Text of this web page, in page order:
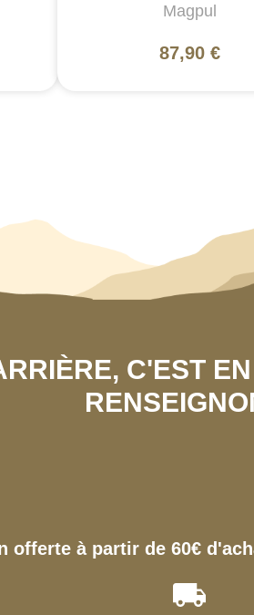
Magpul
87,90 €
C'EST
offerte à partir de 60€